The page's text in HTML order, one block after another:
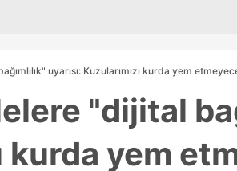
uyarısı: Kuzularımızı kurda yem
"dijital
kurda yem